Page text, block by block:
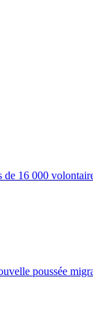
16 000
poussée